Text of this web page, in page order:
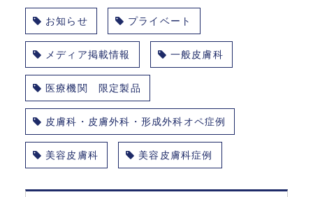
お知らせ プライベート
メディア掲載情報 一般皮膚科
医療機関 限定製品
皮膚科・皮膚外科・形成外科オペ症例
美容皮膚科 美容皮膚科症例